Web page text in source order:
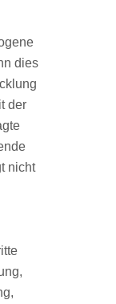
dies
der
nicht